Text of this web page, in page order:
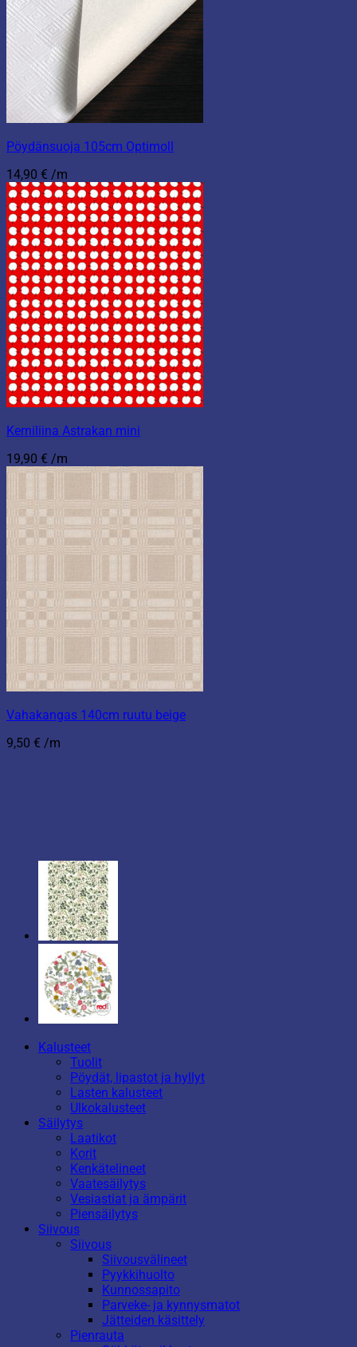
Pöydänsuoja 105cm Optimoll
14,90 € /m
Kerniliina Astrakan mini
19,90 € /m
Vahakangas 140cm ruutu beige
9,50 € /m
Kalusteet
Tuolit
Pöydät, lipastot ja hyllyt
Lasten kalusteet
Ulkokalusteet
Säilytys
Laatikot
Korit
Kenkätelineet
Vaatesäilytys
Vesiastiat ja ämpärit
Piensäilytys
Siivous
Siivous
Siivousvälineet
Pyykkihuolto
Kunnossapito
Parveke- ja kynnysmatot
Jätteiden käsittely
Pienrauta